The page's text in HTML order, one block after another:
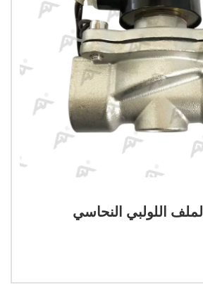
اللولبي النحاسي